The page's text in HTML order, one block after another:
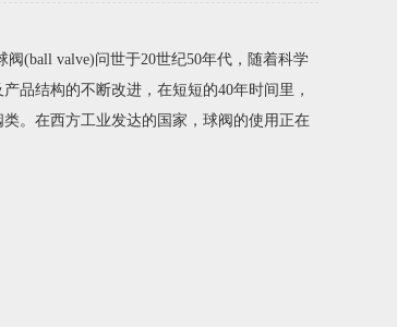
(ball valve)问世于20世纪50年代，随着科学
品结构的不断改进，在短短的40年时间里，
。在西方工业发达的国家，球阀的使用正在